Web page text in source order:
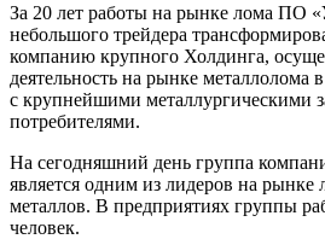
За 20 лет работы на рынке лома ПО «
небольшого трейдера
компанию крупного Холдинга,
деятельность на рынке металлолома
с крупнейшими металлургическими
потребителями.
На сегодняшний день группа
является одним из лидеров на рынке
металлов. В предприятиях группы
человек.